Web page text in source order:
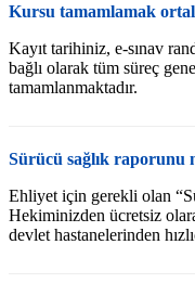
Kursu tamamlamak
Kayıt tarihiniz, e-sınav
bağlı olarak tüm süreç
tamamlanmaktadır.
Sürücü sağlık raporunu
Ehliyet için gerekli olan
Hekiminizden ücretsiz
devlet hastanelerinden